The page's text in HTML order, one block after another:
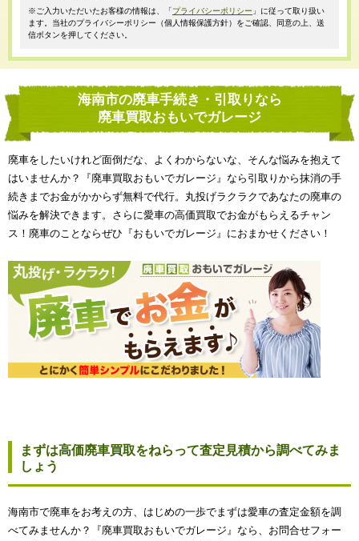
※ご入力いただいたお客様の情報は、「プライバシーポリシー 」に従って取り扱い
ます。当社のプライバシーポリシー（個人情報保護方針）をご確認、同意の上、送
信ボタンを押してください。
海南市の廃車手続き・引取りなら
廃車買取おもいでガレージ
廃車をしたいけれど面倒だな、よくわからないな、そんな悩みを抱えて
はいませんか？『廃車買取おもいでガレージ』なら引取りから抹消の手
続きまでお金がかからず無料で代行。丸投げラクラクであなたの廃車の
悩みを解決できます。さらに愛車の高価買取でお金がもらえるチャン
ス！廃車のことならぜひ『おもいでガレージ』におまかせください！
まずは高価廃車買取をねらって査定見積から調べてみま
しょう
海南市で廃車をお考えの方、はじめの一歩でまずは愛車の査定金額を調
べてみませんか？『廃車買取おもいでガレージ』なら、お問合せフォー